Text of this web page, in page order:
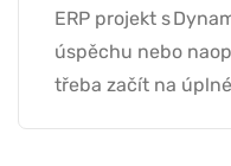
ERP projekt s
úspěchu nebo
třeba začít na